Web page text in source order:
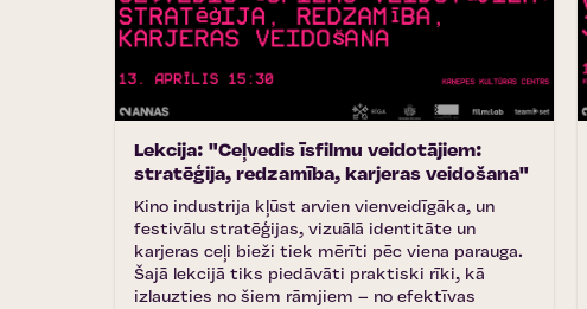
Lekcija: "Ceļvedis īsfilmu veidotājiem:
stratēģija, redzamība, karjeras veidošana"
Kino industrija kļūst arvien vienveidīgāka, un
festivālu stratēģijas, vizuālā identitāte un
karjeras ceļi bieži tiek mērīti pēc viena parauga.
Šajā lekcijā tiks piedāvāti praktiski rīki, kā
izlauzties no šiem rāmjiem – no efektīvas